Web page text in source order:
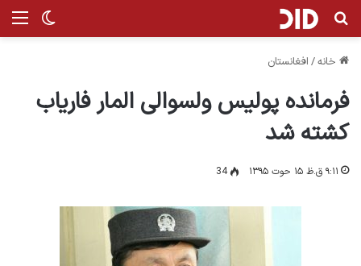
تغییر جستجو برای
خانه/ افغانستان
فرمانده پولیس ولسوالی المار فاریاب
کشته شد
۹:۱۱ ق.ظ ۱۵ حوت ۱۳۹۵ 34